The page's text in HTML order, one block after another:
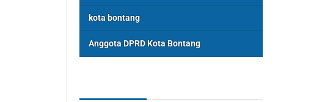
kota bontang
Anggota DPRD Kota Bontang